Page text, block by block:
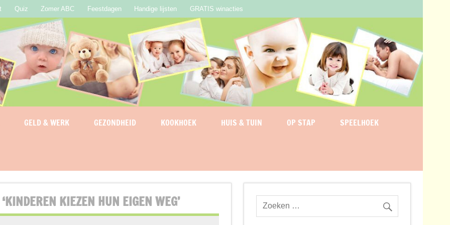
Quiz Zomer ABC Feestdagen Handige lijsten GRATIS winacties
GELD & WERK GEZONDHEID KOOKHOEK HUIS & TUIN OP STAP SPEELHOEK
KIEZEN HUN EIGEN WEG’